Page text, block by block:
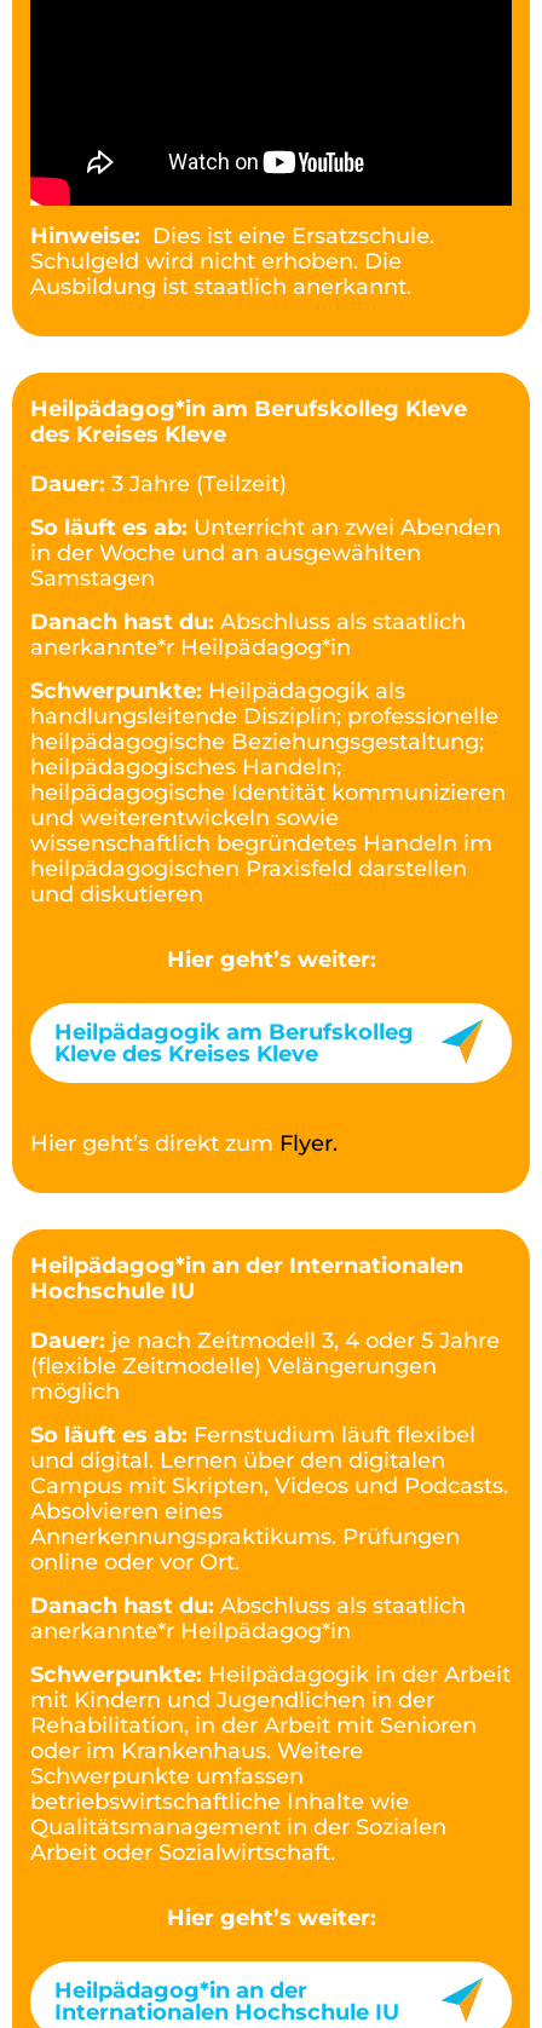
Hinweise: Dies ist eine Ersatzschule.
Schulgeld wird nicht erhoben. Die
Ausbildung ist staatlich anerkannt.
Heilpädagog*in am Berufskolleg Kleve
des Kreises Kleve
Dauer: 3 Jahre (Teilzeit)
So läuft es ab: Unterricht an zwei Abenden
in der Woche und an ausgewählten
Samstagen
Danach hast du: Abschluss als staatlich
anerkannte*r Heilpädagog*in
Schwerpunkte: Heilpädagogik als
handlungsleitende Disziplin; professionelle
heilpädagogische Beziehungsgestaltung;
heilpädagogisches Handeln;
heilpädagogische Identität kommunizieren
und weiterentwickeln sowie
wissenschaftlich begründetes Handeln im
heilpädagogischen Praxisfeld darstellen
und diskutieren
Hier geht’s weiter:
Heilpädagogik am Berufskolleg
Kleve des Kreises Kleve
Hier geht’s direkt zum Flyer.
Heilpädagog*in an der Internationalen
Hochschule IU
Dauer: je nach Zeitmodell 3, 4 oder 5 Jahre
(flexible Zeitmodelle) Velängerungen
möglich
So läuft es ab: Fernstudium läuft flexibel
und digital. Lernen über den digitalen
Campus mit Skripten, Videos und Podcasts.
Absolvieren eines
Annerkennungspraktikums. Prüfungen
online oder vor Ort.
Danach hast du: Abschluss als staatlich
anerkannte*r Heilpädagog*in
Schwerpunkte: Heilpädagogik in der Arbeit
mit Kindern und Jugendlichen in der
Rehabilitation, in der Arbeit mit Senioren
oder im Krankenhaus. Weitere
Schwerpunkte umfassen
betriebswirtschaftliche Inhalte wie
Qualitätsmanagement in der Sozialen
Arbeit oder Sozialwirtschaft.
Hier geht’s weiter:
Heilpädagog*in an der
Internationalen Hochschule IU